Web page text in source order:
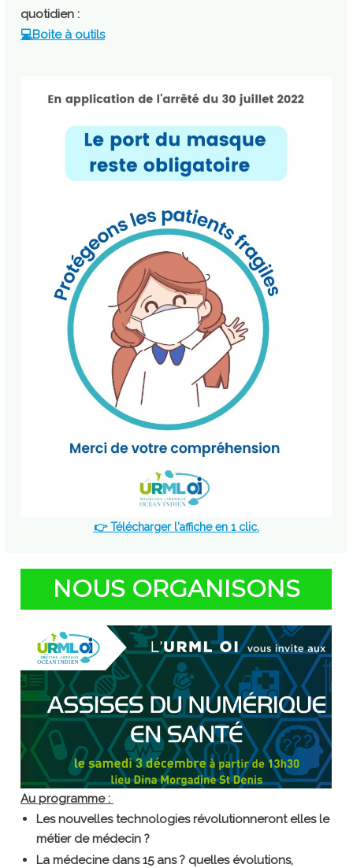
quotidien :
💻Boite à outils
👉 Télécharger l'affiche en 1 clic.
NOUS ORGANISONS
Au programme :
Les nouvelles technologies révolutionneront elles le
métier de médecin ?
La médecine dans 15 ans ? quelles évolutions,